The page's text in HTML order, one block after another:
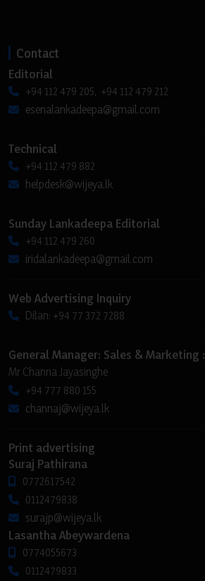
Contact
Editorial
+94 112 479 205, +94 112 479 212
esenalankadeepa@gmail.com
Technical
+94 112 479 882
helpdesk@wijeya.lk
Sunday Lankadeepa Editorial
+94 112 479 260
iridalankadeepa@gmail.com
Web Advertising Inquiry
Dilan: +94 77 372 7288
General Manager: Sales & Marketing :
Mr Channa Jayasinghe
+94 777 880 155
channaj@wijeya.lk
Print advertising
Suraj Pathirana
0772617542
0112479838
surajp@wijeya.lk
Lasantha Abeywardena
0774055673
0112479833